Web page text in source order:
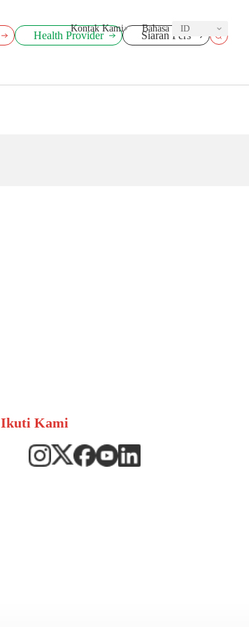
Health Provider Siaran Pers
Kontak Kami Bahasa ID
Ikuti Kami